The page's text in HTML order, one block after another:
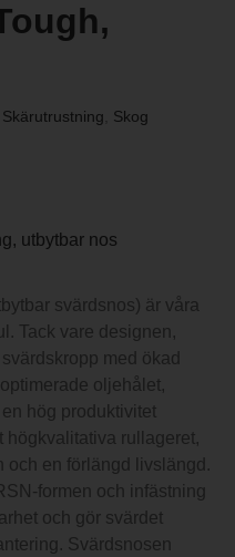
Skärutrustning
Skog
utbytbar nos
svärdsnos) är våra
Tack vare designen,
med ökad
oljehålet,
hög produktivitet
högkvalitativa rullageret,
och en förlängd livslängd.
formen och infästning
och gör svärdet
Svärdsnosen